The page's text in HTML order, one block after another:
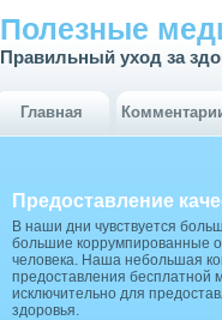
Полезные
Правильный уход за
Главная
Предоставление
В наши дни чувствуется
большие коррумпированные
человека. Наша небольшая
предоставления бесплатной
исключительно для
здоровья.